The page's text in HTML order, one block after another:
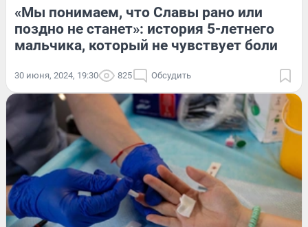
«Мы понимаем, что Славы рано или
поздно не станет»: история 5-летнего
мальчика, который не чувствует боли
30 июня, 2024, 19:30 825 Обсудить